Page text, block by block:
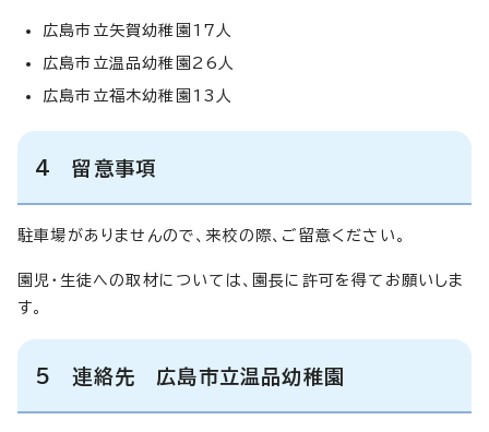
広島市立矢賀幼稚園17人
広島市立温品幼稚園26人
広島市立福木幼稚園13人
4 留意事項
駐車場がありませんので、来校の際、ご留意ください。
園児・生徒への取材については、園長に許可を得てお願いしま
す。
5 連絡先 広島市立温品幼稚園